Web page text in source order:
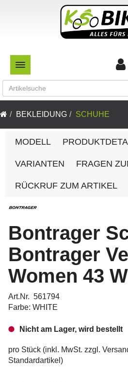
TOGGLE NAVIGATION
BEKLEIDUNG SCHUHE
MODELL
VARIANTEN FRAGEN
RÜCKRUF ZUM ARTIKEL
Bontrager
Bontrager
Women 43
Art.Nr. 561794
Farbe: WHITE
Nicht am Lager, wird bestellt
pro Stück (inkl. MwSt. zzgl.
Standardartikel )